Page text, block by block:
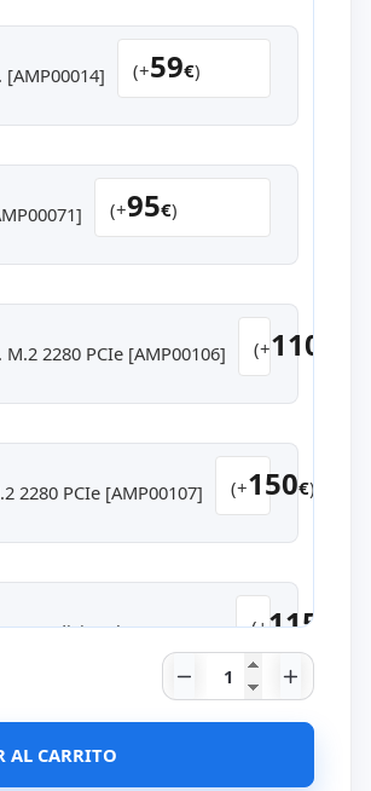
[AMP00014] (+59€)
(+95€)
2280 PCIe [AMP00106] (+110
2280 PCIe [AMP00107] (+150€)
Adicional [AMP00108] (+115
Dell OptiPlex
AL CARRITO